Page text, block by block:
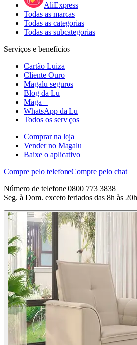
AliExpress
Todas as marcas
Todas as categorias
Todas as subcategorias
Serviços e benefícios
Cartão Luiza
Cliente Ouro
Magalu seguros
Blog da Lu
Maga +
WhatsApp da Lu
Todos os serviços
Comprar na loja
Vender no Magalu
Baixe o aplicativo
Compre pelo telefoneCompre pelo chat
Número de telefone 0800 773 3838
Seg. à Dom. exceto feriados das 8h às 20h